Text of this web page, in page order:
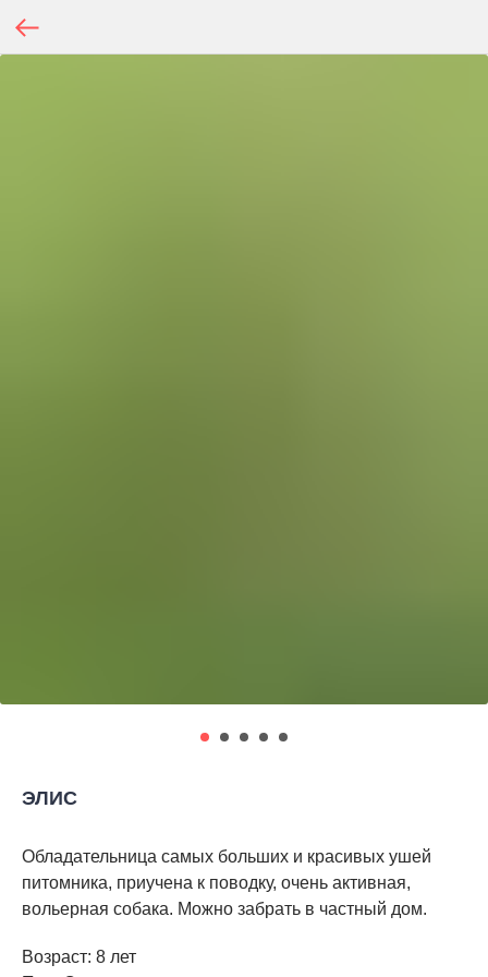
ЭЛИС
Обладательница самых больших и красивых ушей
питомника, приучена к поводку, очень активная,
вольерная собака. Можно забрать в частный дом.
Возраст: 8 лет